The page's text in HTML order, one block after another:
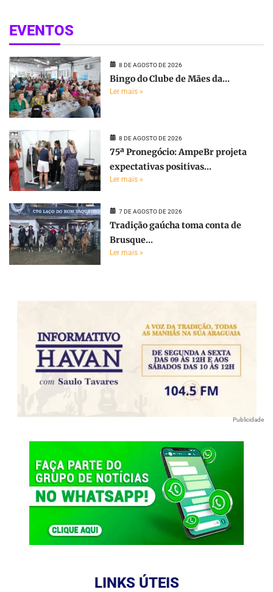
EVENTOS
8 DE AGOSTO DE 2026
Bingo do Clube de Mães da...
Ler mais »
8 DE AGOSTO DE 2026
75ª Pronegócio: AmpeBr projeta
expectativas positivas...
Ler mais »
7 DE AGOSTO DE 2026
Tradição gaúcha toma conta de
Brusque...
Ler mais »
Publicidade
LINKS ÚTEIS